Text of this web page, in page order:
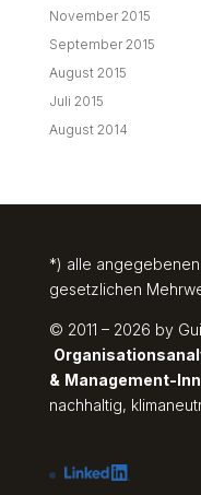
November 2015
September 2015
August 2015
Juli 2015
August 2014
*) alle
gesetzlichen
© 2011 – 2026 by
& Management-
nachhaltig,